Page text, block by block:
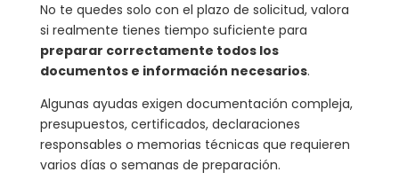
No te quedes solo con el plazo de solicitud, valora
si realmente tienes tiempo suficiente para
preparar correctamente todos los
documentos e información necesarios.
Algunas ayudas exigen documentación compleja,
presupuestos, certificados, declaraciones
responsables o memorias técnicas que requieren
varios días o semanas de preparación.